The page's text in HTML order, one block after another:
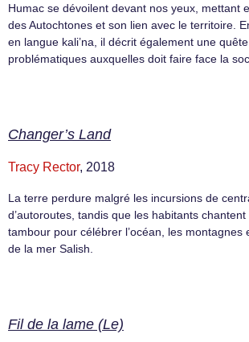
Humac se dévoilent devant nos yeux, mettant
des Autochtones et son lien avec le territoire.
en langue kali’na, il décrit également une
problématiques auxquelles doit faire face la
Changer’s Land
Tracy Rector, 2018
La terre perdure malgré les incursions de
d’autoroutes, tandis que les habitants
tambour pour célébrer l’océan, les montagnes
de la mer Salish.
Fil de la lame (Le)